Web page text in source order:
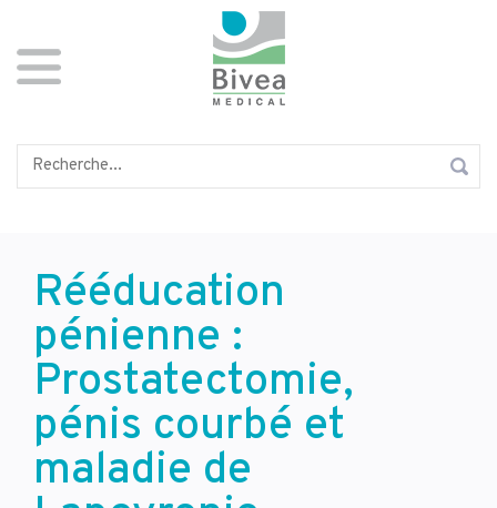
contenu
principal
Rééducation
pénienne :
Prostatectomie,
pénis courbé et
maladie de
Panneau de gestion des cookies